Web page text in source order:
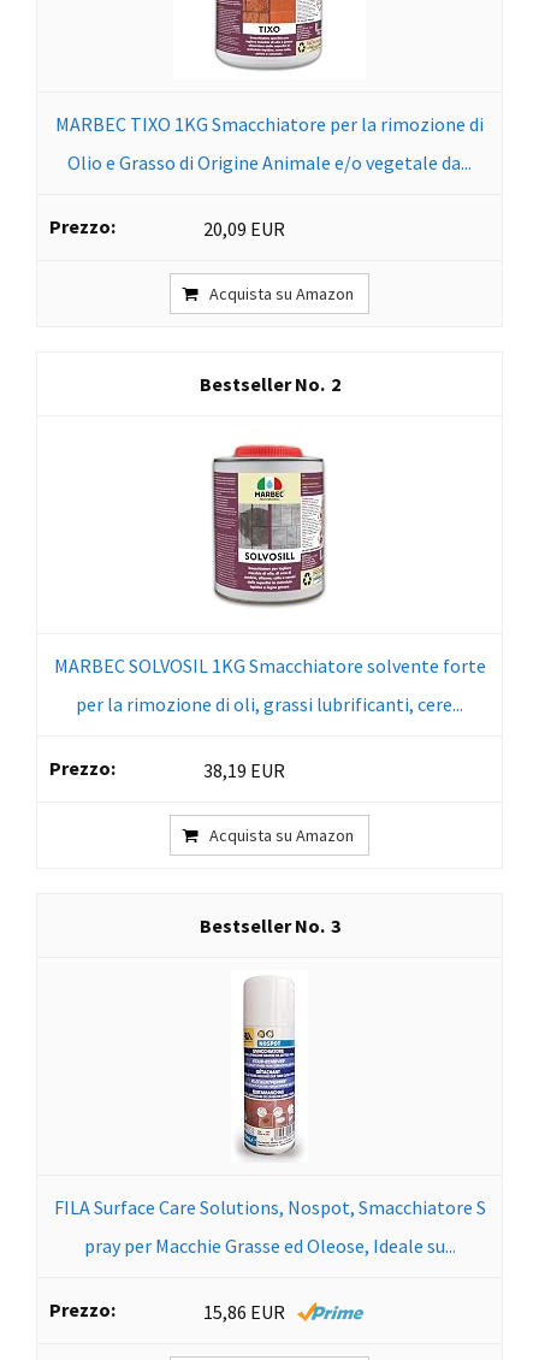
MARBEC TIXO 1KG Smacchiatore per la rimozione di
Olio e Grasso di Origine Animale e/o vegetale da...
20,09 EUR
Acquista su Amazon
2
MARBEC SOLVOSIL 1KG Smacchiatore solvente forte
per la rimozione di oli, grassi lubrificanti, cere...
38,19 EUR
Acquista su Amazon
3
FILA Surface Care Solutions, Nospot, Smacchiatore S
pray per Macchie Grasse ed Oleose, Ideale su...
15,86 EUR